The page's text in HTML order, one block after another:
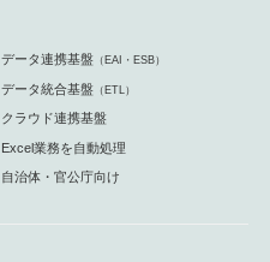
データ連携基盤 （EAI・ESB）
データ統合基盤 （ETL）
クラウド連携基盤
Excel業務を自動処理
自治体・官公庁向け